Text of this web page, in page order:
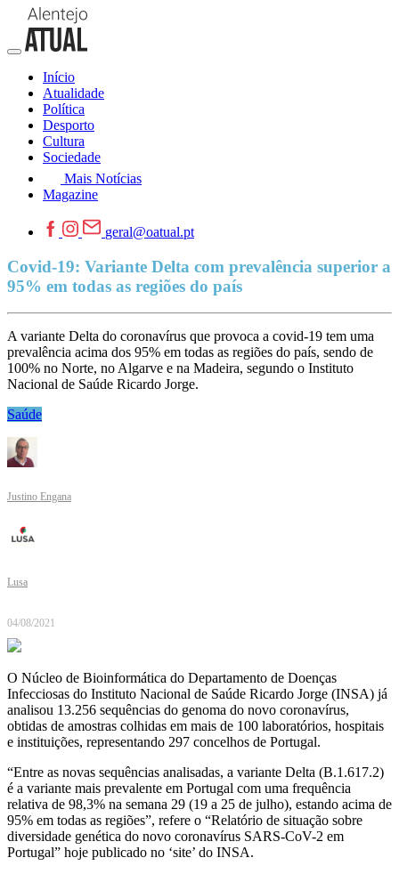
Início
Atualidade
Política
Desporto
Cultura
Sociedade
Mais Notícias
Magazine
geral@oatual.pt
Covid-19: Variante Delta com prevalência superior a
95% em todas as regiões do país
A variante Delta do coronavírus que provoca a covid-19 tem uma
prevalência acima dos 95% em todas as regiões do país, sendo de
100% no Norte, no Algarve e na Madeira, segundo o Instituto
Nacional de Saúde Ricardo Jorge.
Saúde
Justino Engana
Lusa
04/08/2021
O Núcleo de Bioinformática do Departamento de Doenças
Infecciosas do Instituto Nacional de Saúde Ricardo Jorge (INSA) já
analisou 13.256 sequências do genoma do novo coronavírus,
obtidas de amostras colhidas em mais de 100 laboratórios, hospitais
e instituições, representando 297 concelhos de Portugal.
“Entre as novas sequências analisadas, a variante Delta (B.1.617.2)
é a variante mais prevalente em Portugal com uma frequência
relativa de 98,3% na semana 29 (19 a 25 de julho), estando acima de
95% em todas as regiões”, refere o “Relatório de situação sobre
diversidade genética do novo coronavírus SARS-CoV-2 em
Portugal” hoje publicado no ‘site’ do INSA.